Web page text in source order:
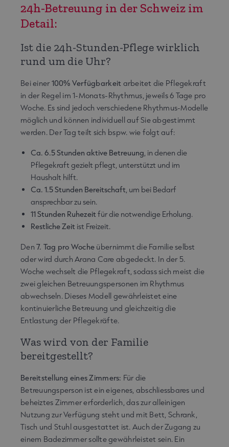
24h-Betreuung in der Schweiz im
Detail:
Ist die 24h-Stunden-Pflege wirklich
rund um die Uhr?
Bei einer 100% Verfügbarkeit arbeitet die Pflegekraft
in der Regel im 1-Monats-Rhythmus, jeweils 6 Tage pro
Woche. Es sind jedoch verschiedene Rhythmus-Modelle
möglich und können individuell auf Sie abgestimmt
werden. Der Tag teilt sich bspw. wie folgt auf:
Ca. 6.5 Stunden aktive Betreuung, in denen die
Pflegekraft gezielt pflegt, unterstützt und im
Haushalt hilft.
Ca. 1.5 Stunden Bereitschaft, um bei Bedarf
ansprechbar zu sein.
11 Stunden Ruhezeit für die notwendige Erholung.
Restliche Zeit ist Freizeit.
Den7. Tag pro Woche übernimmt die Familie selbst
oder wird durch Arana Care abgedeckt. In der 5.
Woche wechselt die Pflegekraft, sodass sich meist die
zwei gleichen Betreuungspersonen im Rhythmus
abwechseln. Dieses Modell gewährleistet eine
kontinuierliche Betreuung und gleichzeitig die
Entlastung der Pflegekräfte.
Was wird von der Familie
bereitgestellt?
Bereitstellung eines Zimmers: Für die
Betreuungsperson ist ein eigenes, abschliessbares und
beheiztes Zimmer erforderlich, das zur alleinigen
Nutzung zur Verfügung steht und mit Bett, Schrank,
Tisch und Stuhl ausgestattet ist. Auch der Zugang zu
einem Badezimmer sollte gewährleistet sein. Ein